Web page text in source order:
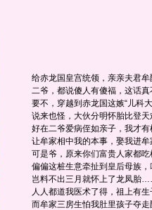
给赤龙国皇宫统领，亲亲夫君牟
二爷，都说傻人有傻福，这话真
要不，穿越到赤龙国这嫉“儿科大
说来也怪，大伙分明怀胎比登天
好在二爷爱病侄如亲子，我才有
让牟家相中我的本事，娶我进牟
可是爷，原来你们富贵人家都
偏偏这桩生意牵扯到皇后母族，
岂料不出三月就怀上了龙凤胎
人人都道我医术了得，祖上有生
而牟家三房生怕我肚里孩子夺走